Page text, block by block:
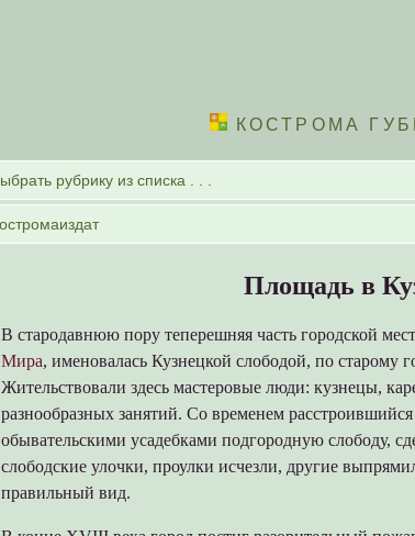
КОСТРОМА
Площадь в
В стародавнюю пору теперешняя часть городской
Мира, именовалась Кузнецкой слободой, по старому
Жительствовали здесь мастеровые люди: кузнецы,
разнообразных занятий. Со временем
обывательскими усадебками подгородную слободу,
слободские улочки, проулки исчезли, другие
правильный вид.